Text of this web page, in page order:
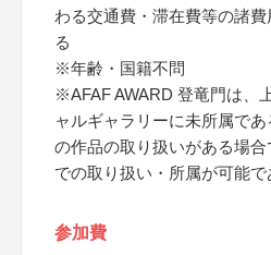
わる交通費・滞在費等の諸
る
※年齢・国籍不問
※AFAF AWARD 登竜門は、
ャルギャラリーに未所属で
の作品の取り扱いがある場
での取り扱い・所属が可能で
参加費